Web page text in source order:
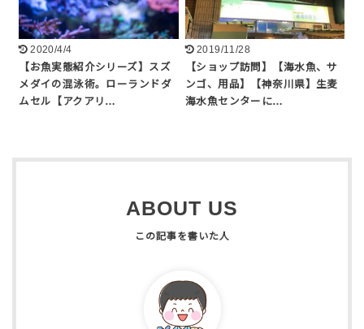
2020/4/4
【お魚実態紹介シリーズ】スズ
メダイの混泳術。ローランドダ
ムセル【アクアリ…
2019/11/28
【ショップ訪問】【海水魚、サ
ンゴ、用品】【神奈川県】生麦
海水魚センターに…
ABOUT US